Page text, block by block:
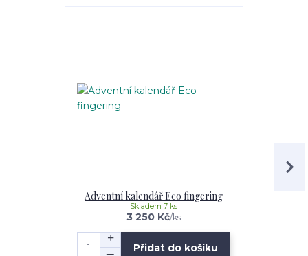
Adventní kalendář Eco fingering
3 250 Kč/ks
Skladem 7 ks
Přidat do košíku